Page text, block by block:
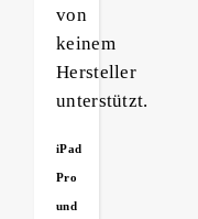
von
keinem
Hersteller
unterstützt.
iPad
Pro
und